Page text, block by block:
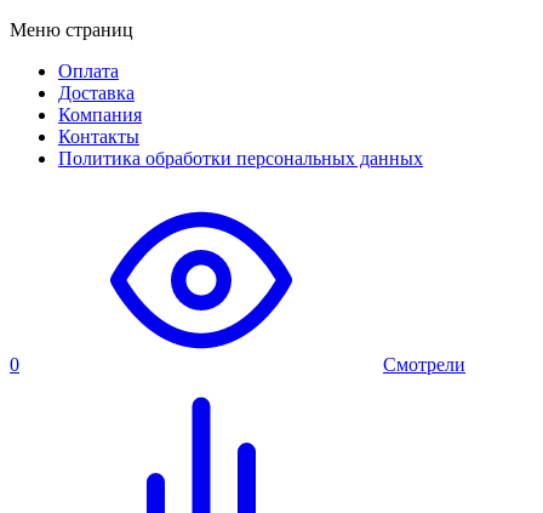
Меню страниц
Оплата
Доставка
Компания
Контакты
Политика обработки персональных данных
0 Смотрели